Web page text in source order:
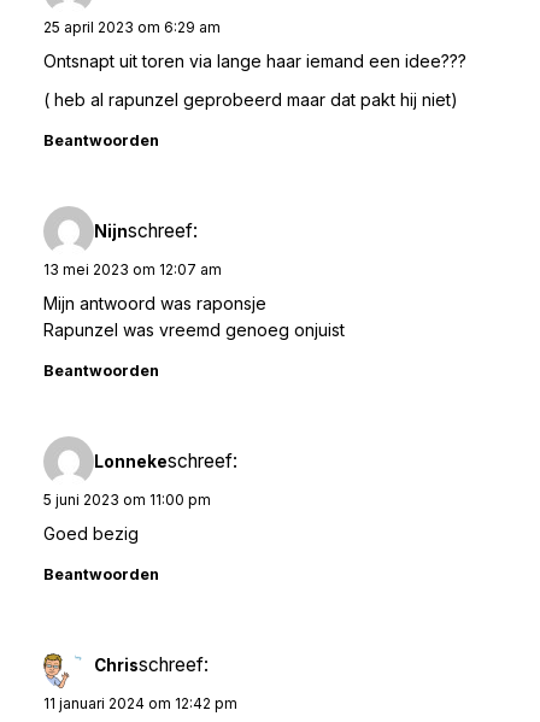
25 april 2023 om 6:29 am
Ontsnapt uit toren via lange haar iemand een idee???
( heb al rapunzel geprobeerd maar dat pakt hij niet)
Beantwoorden
Nijnschreef:
13 mei 2023 om 12:07 am
Mijn antwoord was raponsje
Rapunzel was vreemd genoeg onjuist
Beantwoorden
Lonnekeschreef:
5 juni 2023 om 11:00 pm
Goed bezig
Beantwoorden
Chrisschreef:
11 januari 2024 om 12:42 pm